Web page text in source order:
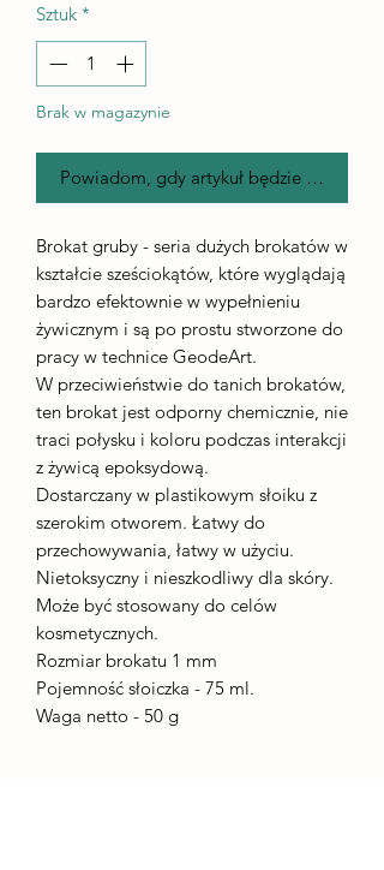
Sztuk *
Brak w magazynie
Powiadom, gdy artykuł będzie dostępny
Brokat gruby - seria dużych brokatów w
kształcie sześciokątów, które wyglądają
bardzo efektownie w wypełnieniu
żywicznym i są po prostu stworzone do
pracy w technice GeodeArt.
W przeciwieństwie do tanich brokatów,
ten brokat jest odporny chemicznie, nie
traci połysku i koloru podczas interakcji
z żywicą epoksydową.
Dostarczany w plastikowym słoiku z
szerokim otworem. Łatwy do
przechowywania, łatwy w użyciu.
Nietoksyczny i nieszkodliwy dla skóry.
Może być stosowany do celów
kosmetycznych.
Rozmiar brokatu 1 mm
Pojemność słoiczka - 75 ml.
Waga netto - 50 g